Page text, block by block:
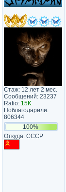
Стаж: 12 лет 2 мес.
Сообщений: 23237
Ratio: 15K
Поблагодарили:
806344
100%
Откуда: CCCP